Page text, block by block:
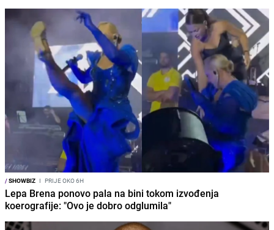
/SHOWBIZ I PRIJE OKO 6H
Lepa Brena ponovo pala na bini tokom izvođenja
koerografije: "Ovo je dobro odglumila"